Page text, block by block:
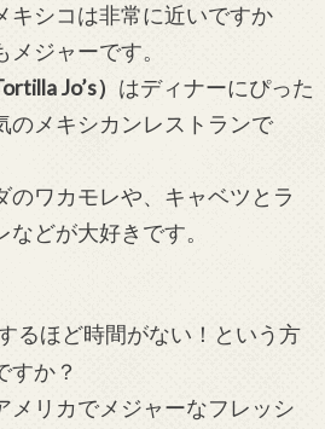
キシコは非常に近いですか
ジャーです。
Jo’s） はディナーにぴった
のメキシカンレストランで
のワカモレや、キャベツとラ
どが大好きです。
るほど時間がない！という方
すか？
メリカでメジャーなフレッシ